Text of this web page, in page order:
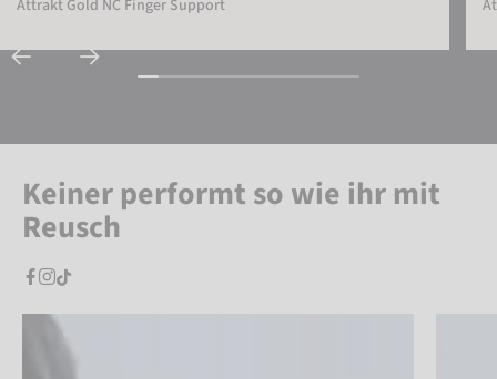
Attrakt Gold NC Finger Support
Keiner performt so wie ihr mit
Reusch